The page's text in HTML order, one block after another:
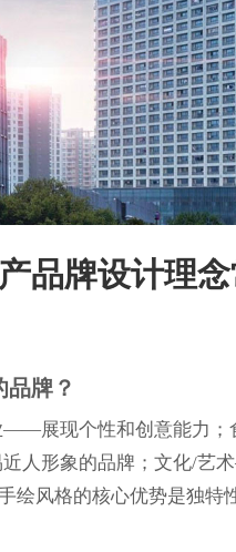
品牌设计理
品牌？
——展现个性和创意能力
人形象的品牌；文化/艺
绘风格的核心优势是独